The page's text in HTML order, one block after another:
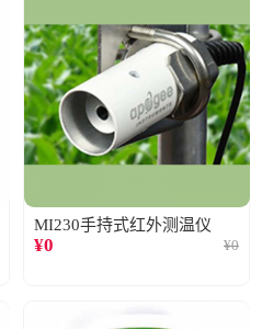
MI230手持式红外测温仪
¥0 ¥0